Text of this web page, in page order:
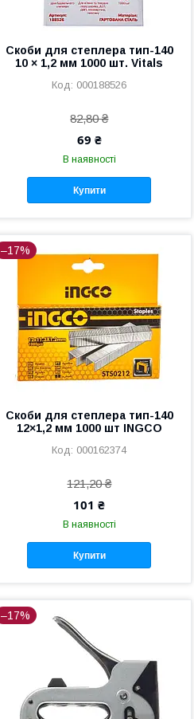
Скоби для степлера тип-140
10 × 1,2 мм 1000 шт. Vitals
000188526
82,80 ₴
69 ₴
В наявності
Купити
–17%
Скоби для степлера тип-140
12×1,2 мм 1000 шт INGCO
000162374
121,20 ₴
101 ₴
В наявності
Купити
–17%